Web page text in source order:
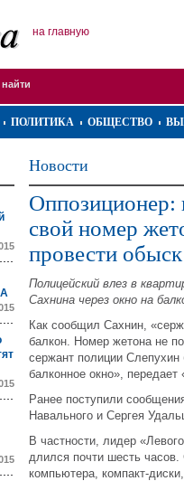
на главную
ПОЛИТИКА ОБЩЕСТВО
Новости
Оппозиционер:
свой номер
провести обыск
Полицейский влез в
Сахнина через окно на
Как сообщил Сахнин,
балкон. Номер жетона не
сержант полиции Слепухин
балконное окно», передает
Ранее поступили
Навального и Сергея
В частности, лидер
длился почти шесть
компьютера, компакт-